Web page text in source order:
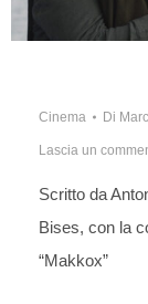
Cinema Di
Lascia un
Scritto da
Bises, con la
“Makkox”